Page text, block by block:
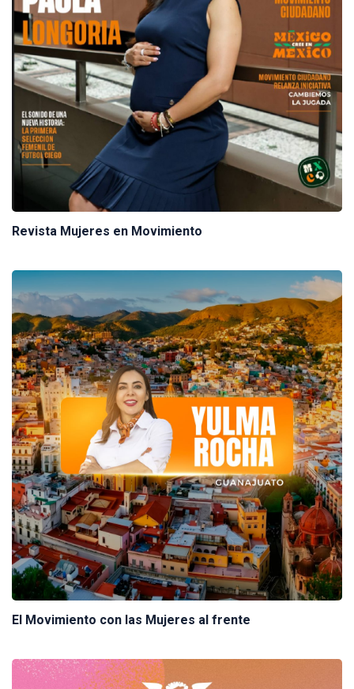
Revista Mujeres en Movimiento
El Movimiento con las Mujeres al frente